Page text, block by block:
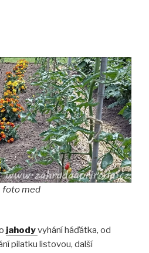
foto med
jahodyvyhání háďátka, od
pilatku listovou, další